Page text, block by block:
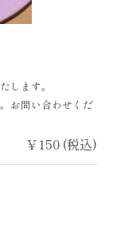
します。
お問い合わせくだ
￥150 (税込)